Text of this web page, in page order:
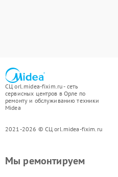
СЦ orl.midea-fixim.ru - сеть
сервисных центров в Орле по
ремонту и обслуживанию техники
Midea
2021-2026 © СЦ orl.midea-fixim.ru
Мы ремонтируем